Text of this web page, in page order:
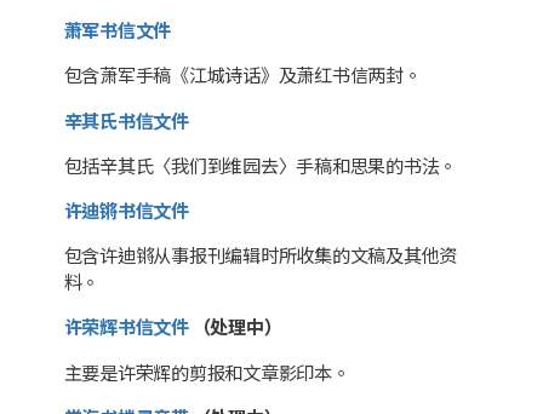
萧军书信文件
包含萧军手稿《江城诗话》及萧红书信两封。
辛其氏书信文件
包括辛其氏〈我们到维园去〉手稿和思果的书法。
许迪锵书信文件
包含许迪锵从事报刊编辑时所收集的文稿及其他资
料。
许荣辉书信文件（处理中）
主要是许荣辉的剪报和文章影印本。